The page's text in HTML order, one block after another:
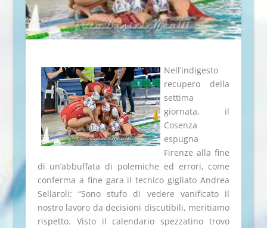
Nell’indigesto
recupero della
settima
giornata, il
Cosenza
espugna
Firenze alla fine
di un’abbuffata di polemiche ed errori, come
conferma a fine gara il tecnico gigliato Andrea
Sellaroli: “Sono stufo di vedere vanificato il
nostro lavoro da decisioni discutibili, meritiamo
rispetto. Visto il calendario spezzatino trovo